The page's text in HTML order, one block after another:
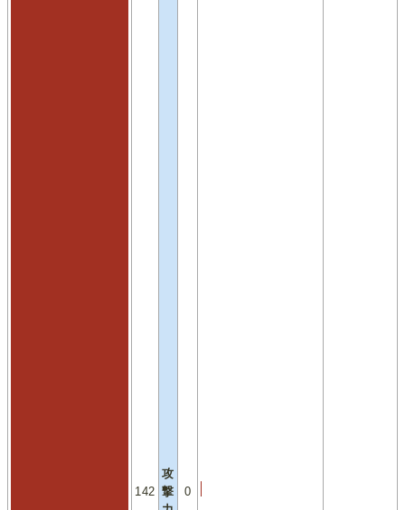
142
攻
撃
0